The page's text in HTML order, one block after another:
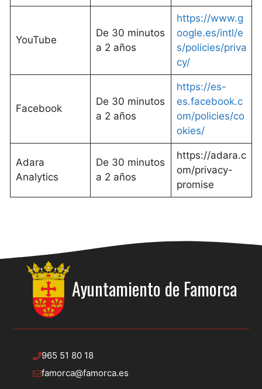
YouTube
De 30 minutos
a 2 años
https://www.g
oogle.es/intl/e
s/policies/priva
cy/
Facebook
De 30 minutos
a 2 años
https://es-
es.facebook.c
om/policies/co
okies/
Adara
Analytics
De 30 minutos
a 2 años
https://adara.c
om/privacy-
promise
Ayuntamiento de Famorca
965 51 80 18
famorca@famorca.es